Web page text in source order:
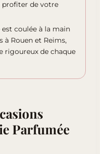
profiter de votre
coulée à la main
à Rouen et Reims,
rigoureux de chaque
Parfumée